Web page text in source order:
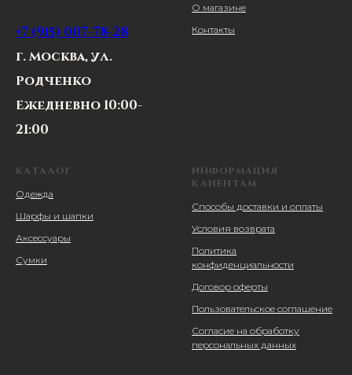
+7 (915) 007-78-28
г. Москва, ул.
Родченко
Ежедневно 10:00-
21:00
О магазине
Контакты
КАТАЛОГ
Одежда
Шарфы и шапки
Аксессуары
Сумки
ИНФОРМАЦИЯ
КЛИЕНТАМ
Способы доставки и оплаты
Условия возврата
Политика
конфиденциальности
Договор оферты
Пользовательское соглашение
Согласие на обработку
персональных данных